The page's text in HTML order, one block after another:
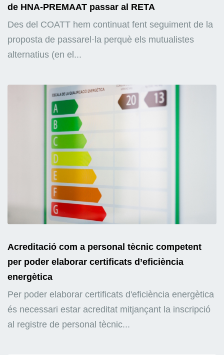
de HNA-PREMAAT passar al RETA
Des del COATT hem continuat fent seguiment de la
proposta de passarel·la perquè els mutualistes
alternatius (en el...
Acreditació com a personal tècnic competent
per poder elaborar certificats d’eficiència
energètica
Per poder elaborar certificats d'eficiència energètica
és necessari estar acreditat mitjançant la inscripció
al registre de personal tècnic...